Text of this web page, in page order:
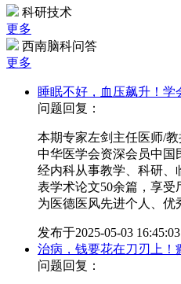
科研技术
更多
西南脑科问答
更多
睡眠不好，血压飙升！学
问题回复：
本期专家左剑主任医师/
中华医学会资深会员中国
经内科从事教学、科研、
表学术论文50余篇，享
为医德医风先进个人、优
发布于2025-05-03 16:45:03
治病，钱要花在刀刃上！
问题回复：